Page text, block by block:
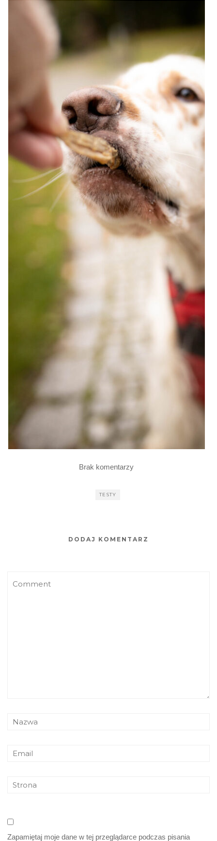
Brak komentarzy
TESTY
DODAJ KOMENTARZ
Zapamiętaj moje dane w tej przeglądarce podczas pisania